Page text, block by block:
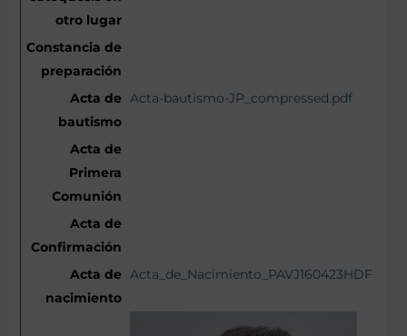
Acta-bautismo-JP_compressed.pdf